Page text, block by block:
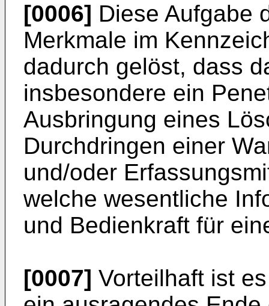
[0006] Diese Aufgabe
Merkmale im
dadurch gelöst, dass
insbesondere ein
Ausbringung eines
Durchdringen einer
und/oder
welche wesentliche
und Bedienkraft für
[0007] Vorteilhaft ist